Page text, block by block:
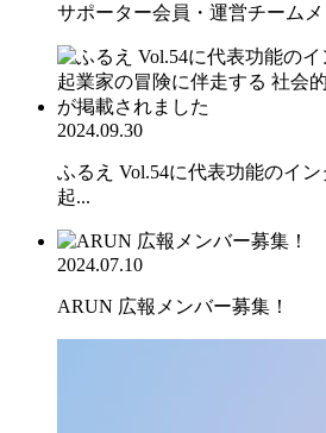
サポーター会員・運営チームメ
2024.09.30
ふるえ Vol.54に代表功能のイ
起...
2024.07.10
ARUN 広報メンバー募集！